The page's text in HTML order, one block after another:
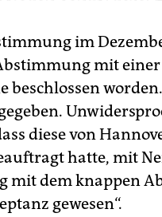
im
mit
beschlossen
diese von
hatte, mit
mit dem knappen
gewesen“.